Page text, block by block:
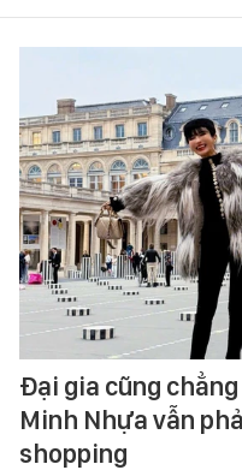
Đại gia cũng
Minh Nhựa vẫn
shopping